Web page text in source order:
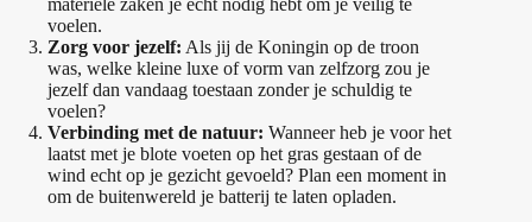
voelen.
Zorg voor jezelf: Als jij de Koningin op de troon
was, welke kleine luxe of vorm van zelfzorg zou je
jezelf dan vandaag toestaan zonder je schuldig te
voelen?
Verbinding met de natuur: Wanneer heb je voor het
laatst met je blote voeten op het gras gestaan of de
wind echt op je gezicht gevoeld? Plan een moment in
om de buitenwereld je batterij te laten opladen.